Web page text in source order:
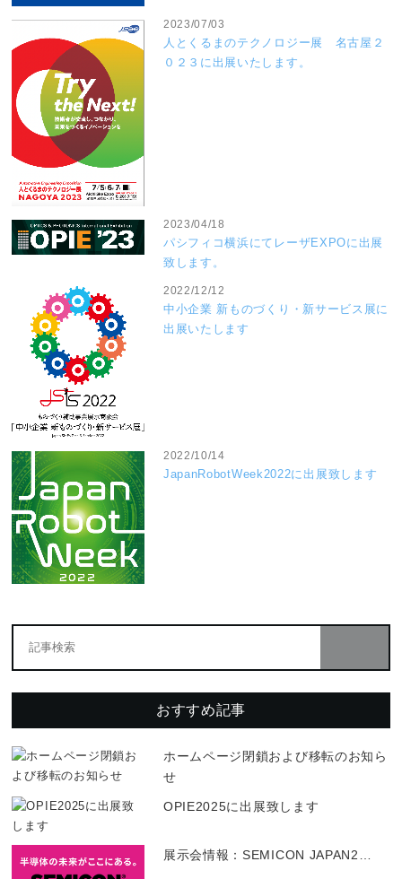
2023/07/03
人とくるまのテクノロジー展 名古屋２
０２３に出展いたします。
2023/04/18
パシフィコ横浜にてレーザEXPOに出展
致します。
2022/12/12
中小企業 新ものづくり・新サービス展に
出展いたします
2022/10/14
JapanRobotWeek2022に出展致します
おすすめ記事
ホームページ閉鎖および移転のお知ら
せ
OPIE2025に出展致します
展示会情報：SEMICON JAPAN2